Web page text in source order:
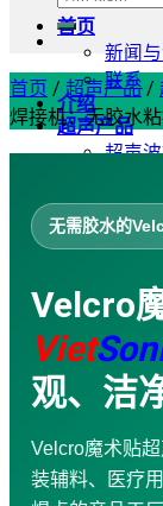
首页
新闻
联系
介绍
超声产品
超声
手持
超声
超声
超声
袋子
超声
金属
服务
咨询 ·
机械
索：
首页 / 超声产品 /
焊接机：无胶水
无需胶水的
Velcro
Viet
观、洁
Velcro魔术贴
装辅料、医疗